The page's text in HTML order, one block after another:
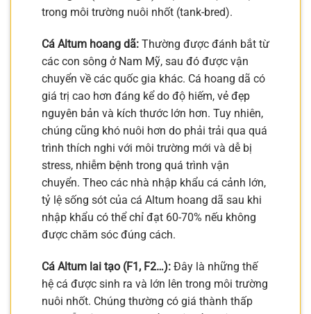
trong môi trường nuôi nhốt (tank-bred).
Cá Altum hoang dã: Thường được đánh bắt từ
các con sông ở Nam Mỹ, sau đó được vận
chuyển về các quốc gia khác. Cá hoang dã có
giá trị cao hơn đáng kể do độ hiếm, vẻ đẹp
nguyên bản và kích thước lớn hơn. Tuy nhiên,
chúng cũng khó nuôi hơn do phải trải qua quá
trình thích nghi với môi trường mới và dễ bị
stress, nhiễm bệnh trong quá trình vận
chuyển. Theo các nhà nhập khẩu cá cảnh lớn,
tỷ lệ sống sót của cá Altum hoang dã sau khi
nhập khẩu có thể chỉ đạt 60-70% nếu không
được chăm sóc đúng cách.
Cá Altum lai tạo (F1, F2…): Đây là những thế
hệ cá được sinh ra và lớn lên trong môi trường
nuôi nhốt. Chúng thường có giá thành thấp